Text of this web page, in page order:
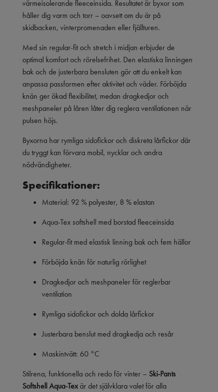
värmeisolerande fleeceinsida. Resultatet är byxor som
håller dig varm och torr – oavsett om du är på
skidbacken, vinterpromenaden eller fjällturen.
Med sin regular-fit och stretch i midjan erbjuder de
optimal komfort och rörelsefrihet. Den elastiska linningen
bak och de justerbara bensluten gör att du enkelt kan
anpassa passformen efter aktivitet och väder. Förböjda
knän ger ökad flexibilitet, medan dragkedjor och
meshpaneler på låren låter dig reglera ventilationen när
pulsen höjs.
Byxorna har rymliga sidofickor och diskreta lårfickor där
du tryggt kan förvara mobil, nycklar och andra
nödvändigheter.
Specifikationer:
Material: 92 % polyester, 8 % elastan
Aqua-Tex softshell med borstad fleeceinsida
Regular-fit med elastisk linning bak och fem hällor
Förböjda knän för naturlig rörlighet
Dragkedjor och meshpaneler för reglerbar
ventilation
Rymliga sidofickor och dolda lårfickor
Justerbara benslut med dragkedja och resår
Maskintvätt: 60 °C
Stilrena, funktionella och redo för vinter – Ski-Pants
Softshell Aqua-Texär det självklara valet för alla